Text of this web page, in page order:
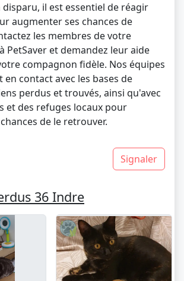
disparu, il est essentiel de réagir
augmenter ses chances de
les membres de votre
PetSaver et demandez leur aide
compagnon fidèle. Nos équipes
contact avec les bases de
perdus et trouvés, ainsi qu'avec
et des refuges locaux pour
de le retrouver.
Signaler
36 Indre